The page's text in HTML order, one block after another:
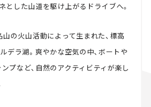
とした山道を駆け上がるドライブへ。
山の火山活動によって生まれた、標高
デラ湖。爽やかな空気の中、ボートや
プなど、自然のアクティビティが楽し